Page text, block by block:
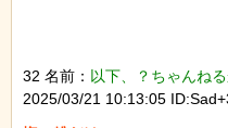
32 名前： 以下、？ちゃんね
2025/03/21 10:13:05